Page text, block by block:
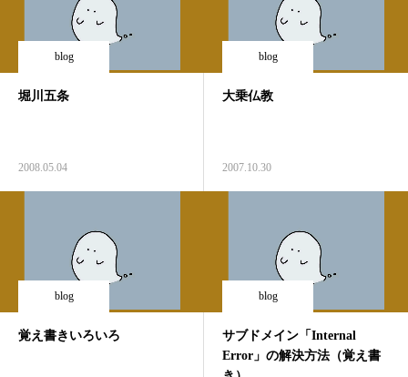
blog
堀川五条
2008.05.04
blog
大乗仏教
2007.10.30
blog
覚え書きいろいろ
blog
サブドメイン「Internal
Error」の解決方法（覚え書